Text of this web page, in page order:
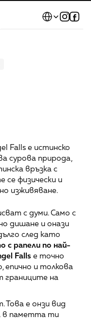
Falls е истинско
сурова природа,
връзка с
физически и
изживяване.
с думи. Само с
дишане и онази
след като
с рапели по най-
Falls е точно
епично и толкова
границите на
Това е онзи вид
в паметта ти
Select Language